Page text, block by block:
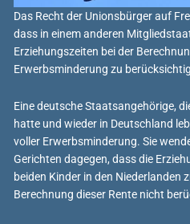
Das Recht der Unionsbürger auf
dass in einem anderen
Erziehungszeiten bei der
Erwerbsminderung zu
Eine deutsche Staatsangehörige,
hatte und wieder in Deutschland
voller Erwerbsminderung. Sie
Gerichten dagegen, dass die
beiden Kinder in den Niederlanden
Berechnung dieser Rente nicht